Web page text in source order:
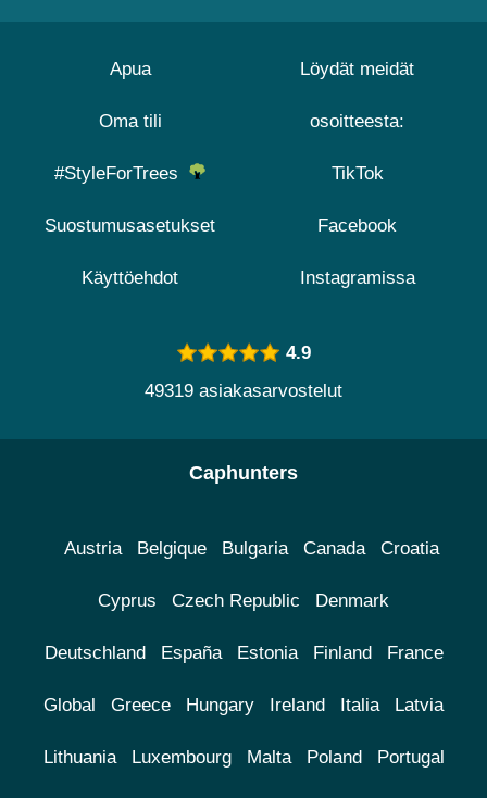
Apua
Oma tili
#StyleForTrees
Suostumusasetukset
Käyttöehdot
Löydät meidät
osoitteesta:
TikTok
Facebook
Instagramissa
4.9
49319 asiakasarvostelut
Caphunters
Austria Belgique Bulgaria Canada Croatia
Cyprus Czech Republic Denmark
Deutschland España Estonia Finland France
Global Greece Hungary Ireland Italia Latvia
Lithuania Luxembourg Malta Poland Portugal